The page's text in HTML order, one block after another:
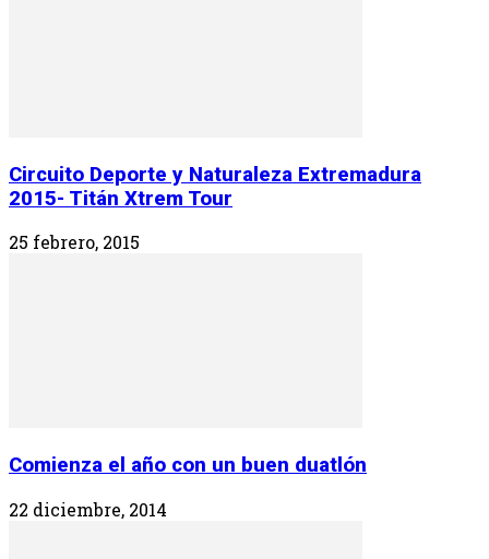
Circuito Deporte y Naturaleza Extremadura
2015- Titán Xtrem Tour
25 febrero, 2015
Comienza el año con un buen duatlón
22 diciembre, 2014